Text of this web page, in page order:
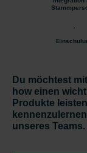
Du möchtest
how einen
Produkte
unseres Teams.